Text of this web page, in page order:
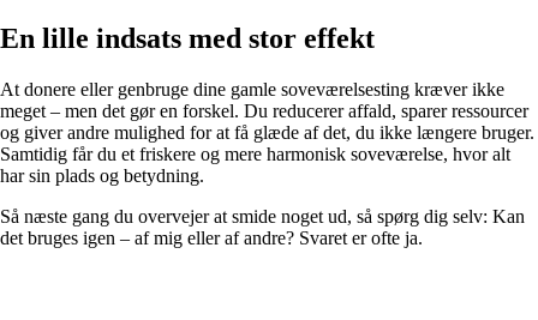
En lille indsats med stor effekt
At donere eller genbruge dine gamle soveværelsesting kræver ikke
meget – men det gør en forskel. Du reducerer affald, sparer ressourcer
og giver andre mulighed for at få glæde af det, du ikke længere bruger.
Samtidig får du et friskere og mere harmonisk soveværelse, hvor alt
har sin plads og betydning.
Så næste gang du overvejer at smide noget ud, så spørg dig selv: Kan
det bruges igen – af mig eller af andre? Svaret er ofte ja.